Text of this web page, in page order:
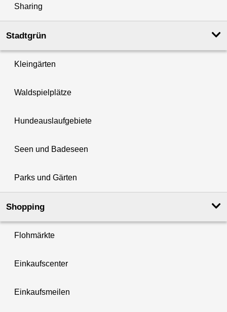
Sharing
Stadtgrün
Kleingärten
Waldspielplätze
Hundeauslaufgebiete
Seen und Badeseen
Parks und Gärten
Shopping
Flohmärkte
Einkaufscenter
Einkaufsmeilen